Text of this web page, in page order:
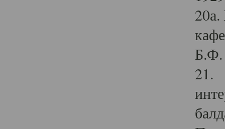
Б.Ф.
21.